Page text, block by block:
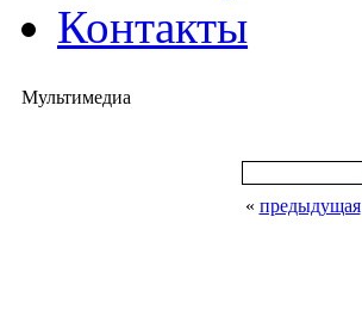
Контакты
Мультимедиа
« предыдущая